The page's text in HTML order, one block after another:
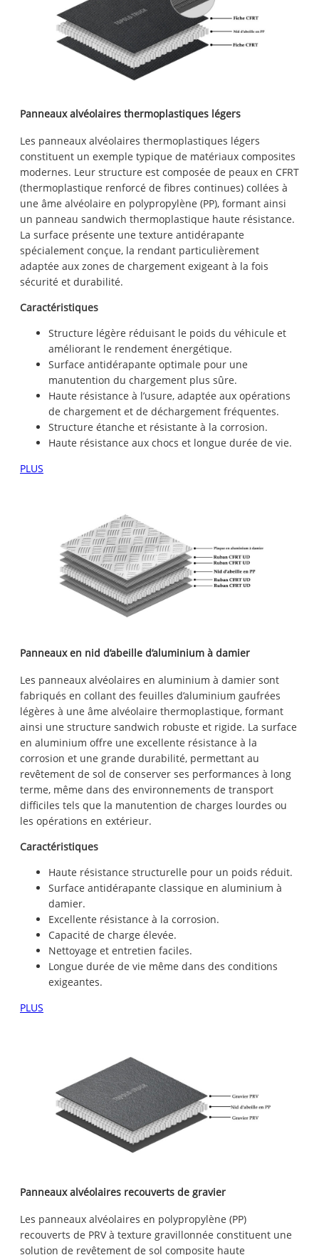
Panneaux alvéolaires thermoplastiques légers
Les panneaux alvéolaires thermoplastiques légers
constituent un exemple typique de matériaux composites
modernes. Leur structure est composée de peaux en CFRT
(thermoplastique renforcé de fibres continues) collées à
une âme alvéolaire en polypropylène (PP), formant ainsi
un panneau sandwich thermoplastique haute résistance.
La surface présente une texture antidérapante
spécialement conçue, la rendant particulièrement
adaptée aux zones de chargement exigeant à la fois
sécurité et durabilité.
Caractéristiques
Structure légère réduisant le poids du véhicule et
améliorant le rendement énergétique.
Surface antidérapante optimale pour une
manutention du chargement plus sûre.
Haute résistance à l’usure, adaptée aux opérations
de chargement et de déchargement fréquentes.
Structure étanche et résistante à la corrosion.
Haute résistance aux chocs et longue durée de vie.
PLUS
Panneaux en nid d’abeille d’aluminium à damier
Les panneaux alvéolaires en aluminium à damier sont
fabriqués en collant des feuilles d’aluminium gaufrées
légères à une âme alvéolaire thermoplastique, formant
ainsi une structure sandwich robuste et rigide. La surface
en aluminium offre une excellente résistance à la
corrosion et une grande durabilité, permettant au
revêtement de sol de conserver ses performances à long
terme, même dans des environnements de transport
difficiles tels que la manutention de charges lourdes ou
les opérations en extérieur.
Caractéristiques
Haute résistance structurelle pour un poids réduit.
Surface antidérapante classique en aluminium à
damier.
Excellente résistance à la corrosion.
Capacité de charge élevée.
Nettoyage et entretien faciles.
Longue durée de vie même dans des conditions
exigeantes.
PLUS
Panneaux alvéolaires recouverts de gravier
Les panneaux alvéolaires en polypropylène (PP)
recouverts de PRV à texture gravillonnée constituent une
solution de revêtement de sol composite haute